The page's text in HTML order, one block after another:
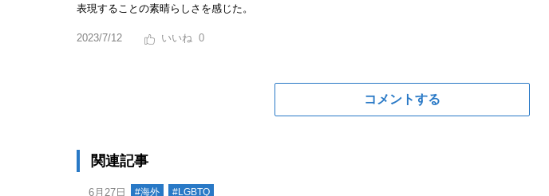
表現することの素晴らしさを感じた。
2023/7/12 0
コメントする
関連記事
6月27日 #海外 #LGBTQ